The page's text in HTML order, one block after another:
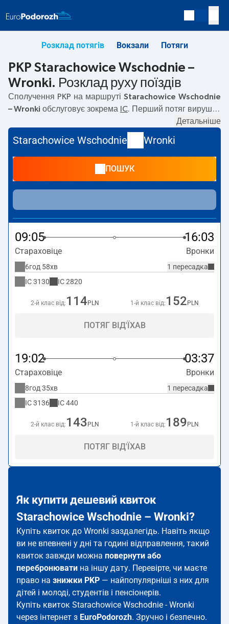
Розклад потягів Вокзали Потяги
PKP Starachowice Wschodnie –
Wronki. Розклад руху поїздів
Сполучення PKP на маршруті Starachowice Wschodnie
– Wronki обслуговує зокрема IC. Перший потяг вирушає
з вокзалу PKP Starachowice Wschodnie. Останній
Starachowice Wschodnie–Wronki
курсують також інші
потяги:— пропонують нижчу ціну квитка і зазвичай
станції Wronki.
Детальніше
Starachowice Wschodnie Wronki
ПОШУК
09:05 16:03
Стараховіце Вронки
1 пересадка
6год 58хв
IC3130 IC2820
2-й клас від: 114 PLN 1-й клас від: 152 PLN
ПОТЯГ ВІД'ЇХАВ
19:02 03:37
Стараховіце Вронки
1 пересадка
8год 35хв
IC3136 IC440
2-й клас від: 143 PLN 1-й клас від: 189 PLN
ПОТЯГ ВІД'ЇХАВ
Як купити дешевий квиток
Starachowice Wschodnie – Wronki?
Купіть квиток до Wronki заздалегідь. Навіть якщо
ви не впевнені у дні та годині відправлення, такий
квиток завжди можна повернути або
перебронювати на іншу дату. Перевірте, чи маєте
право на знижки PKP — найпопулярніші з них для
дітей і молоді, студентів і пенсіонерів.
Купіть квиток Starachowice Wschodnie - Wronki
через інтернет з EuroPodorozh. Зручно і безпечно.